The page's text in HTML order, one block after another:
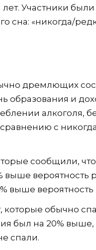
Участники
сна: «никогда/
дремлющих
образования и
алкоголя,
с
сообщили, что
выше вероятность
выше вероятность
которые обычно
был на 20%
спали.